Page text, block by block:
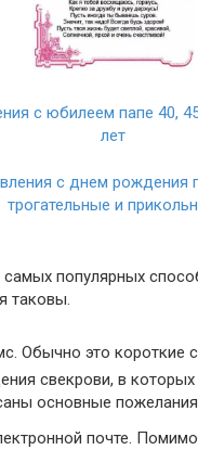
популярных
таковы.
Обычно это короткие
свекрови, в которых
основные
почте. Помимо